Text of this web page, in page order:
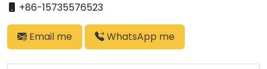
+86-15735576523
Email me WhatsApp me